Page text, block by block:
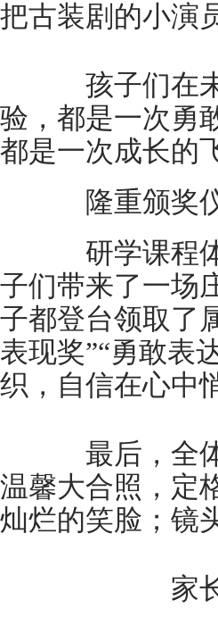
把古装剧的小演
孩子们在未
验，都是一次勇
都是一次成长的
隆重颁奖仪
研学课程体
子们带来了一场
子都登台领取了
表现奖”“勇敢表
织，自信在心中
最后，全体
温馨大合照，定
灿烂的笑脸；镜
家